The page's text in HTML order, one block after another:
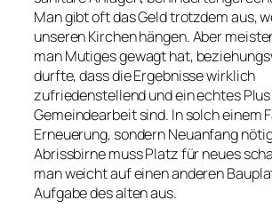
Man gibt oft das Geld trotzdem aus,
unseren Kirchen hängen. Aber
man Mutiges gewagt hat,
durfte, dass die Ergebnisse wirklich
zufriedenstellend und ein echtes
Gemeindearbeit sind. In solch einem
Erneuerung, sondern Neuanfang
Abrissbirne muss Platz für neues
man weicht auf einen anderen
Aufgabe des alten aus.